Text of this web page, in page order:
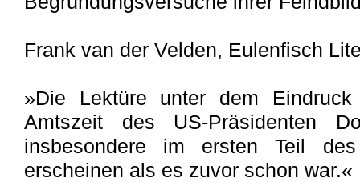
Frank van der Velden, Eulenfisch
»Die Lektüre unter dem
Amtszeit des US-Präsidenten
insbesondere im ersten Teil
erscheinen als es zuvor schon war.«